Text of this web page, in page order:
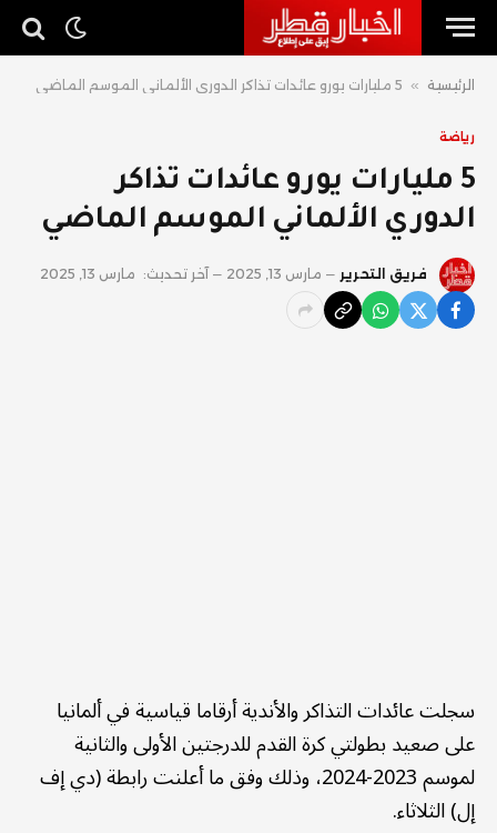
الرئيسية » 5 مليارات يورو عائدات تذاكر الدوري الألماني الموسم الماضي
رياضة
5 مليارات يورو عائدات تذاكر
الدوري الألماني الموسم الماضي
فريق التحرير مارس 13, 2025 آخر تحديث: مارس 13, 2025
سجلت عائدات التذاكر والأندية أرقاما قياسية في ألمانيا
على صعيد بطولتي كرة القدم للدرجتين الأولى والثانية
لموسم 2023-2024، وذلك وفق ما أعلنت رابطة (دي إف
إل) الثلاثاء.